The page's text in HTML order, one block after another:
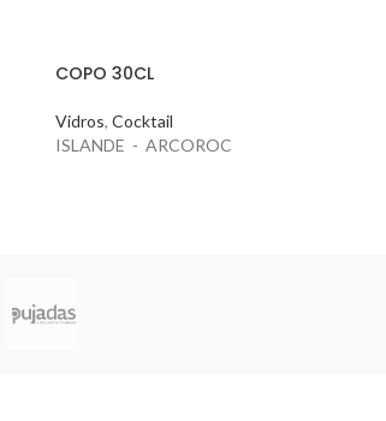
COPO 30CL
Vidros, Cocktail
ISLANDE - ARCOROC